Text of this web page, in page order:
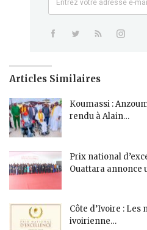
Articles Similaires
Koumassi :
rendu à Alain…
Prix national
Ouattara annonce
Côte d’Ivoire : Les
ivoirienne…